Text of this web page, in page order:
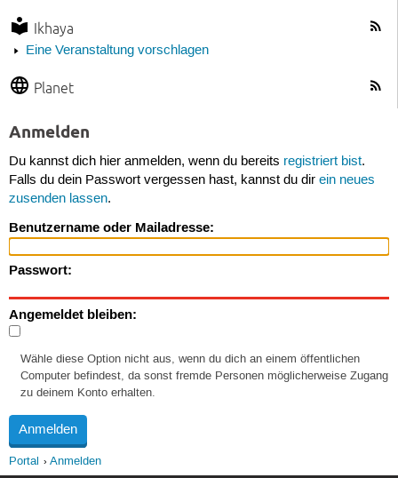
Ikhaya
Eine Veranstaltung vorschlagen
Planet
Anmelden
Du kannst dich hier anmelden, wenn du bereits registriert bist.
Falls du dein Passwort vergessen hast, kannst du dir ein neues
zusenden lassen.
Benutzername oder Mailadresse:
Passwort:
Angemeldet bleiben:
Wähle diese Option nicht aus, wenn du dich an einem öffentlichen
Computer befindest, da sonst fremde Personen möglicherweise Zugang
zu deinem Konto erhalten.
Portal Anmelden